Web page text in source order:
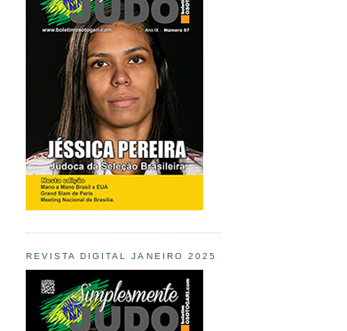
REVISTA DIGITAL JANEIRO 2025